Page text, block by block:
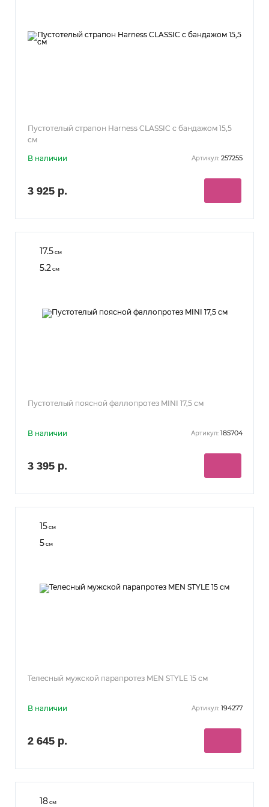
Пустотелый страпон Harness CLASSIC с бандажом 15,5
см
В наличии Артикул: 257255
3 925 р.
17.5см
5.2 см
Пустотелый поясной фаллопротез MINI 17,5 см
В наличии Артикул: 185704
3 395 р.
15см
5см
Телесный мужской парапротез MEN STYLE 15 см
В наличии Артикул: 194277
2 645 р.
18см